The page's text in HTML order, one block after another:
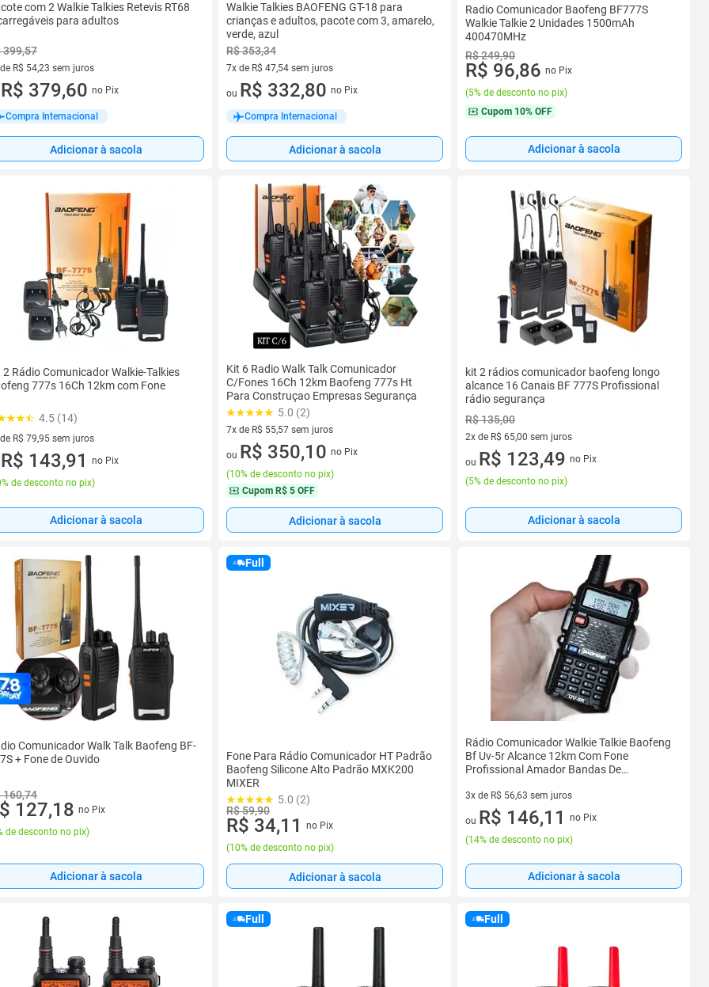
com 2 Walkie Talkies Retevis RT68
para adultos
399,57
R$ 54,23 sem juros
de R$ 54,23 sem juros
R$ 379,60 no Pix
Compra Internacional
Adicionar à sacola
Walkie Talkies BAOFENG GT-18 para
crianças e adultos, pacote com 3, amarelo,
verde, azul
R$ 353,34
7x de R$ 47,54 sem juros
7 vez de R$ 47,54 sem juros
ou R$ 332,80 no Pix
Compra Internacional
Adicionar à sacola
Radio Comunicador Baofeng BF777S
Walkie Talkie 2 Unidades 1500mAh
400470MHz
R$ 249,90
R$ 96,86 no Pix
(5% de desconto no pix)
Cupom 10% OFF
Adicionar à sacola
2 Rádio Comunicador Walkie-Talkies
777s 16Ch 12km com Fone
4.5 (14)
R$ 79,95 sem juros
de R$ 79,95 sem juros
R$ 143,91
no Pix
de desconto no pix)
Adicionar à sacola
Kit 6 Radio Walk Talk Comunicador
C/Fones 16Ch 12km Baofeng 777s Ht
Para Construçao Empresas Segurança
5.0 (2)
7x de R$ 55,57 sem juros
7 vez de R$ 55,57 sem juros
ou R$ 350,10 no Pix
(10% de desconto no pix)
Cupom R$ 5 OFF
Adicionar à sacola
kit 2 rádios comunicador baofeng longo
alcance 16 Canais BF 777S Profissional
rádio segurança
R$ 135,00
2x de R$ 65,00 sem juros
2 vez de R$ 65,00 sem juros
ou R$ 123,49 no Pix
(5% de desconto no pix)
Adicionar à sacola
Comunicador Walk Talk Baofeng BF-
+ Fone de Ouvido
160,74
127,18 no Pix
de desconto no pix)
Adicionar à sacola
Full
Fone Para Rádio Comunicador HT Padrão
Baofeng Silicone Alto Padrão MXK200
MIXER
5.0 (2)
R$ 59,90
R$ 34,11
no Pix
(10% de desconto no pix)
Adicionar à sacola
Rádio Comunicador Walkie Talkie Baofeng
Bf Uv-5r Alcance 12km Com Fone
Profissional Amador Bandas De
3x de R$ 56,63 sem juros
3 vez de R$ 56,63 sem juros
ou R$ 146,11
no Pix
(14% de desconto no pix)
Adicionar à sacola
Full Full